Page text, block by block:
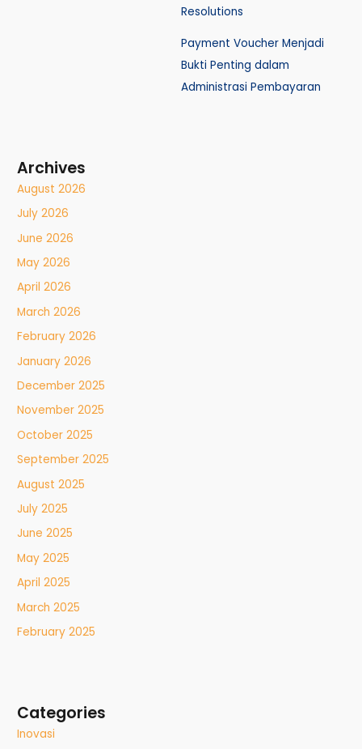
Resolutions
Payment Voucher Menjadi
Bukti Penting dalam
Administrasi Pembayaran
Archives
August 2026
July 2026
June 2026
May 2026
April 2026
March 2026
February 2026
January 2026
December 2025
November 2025
October 2025
September 2025
August 2025
July 2025
June 2025
May 2025
April 2025
March 2025
February 2025
Categories
Inovasi